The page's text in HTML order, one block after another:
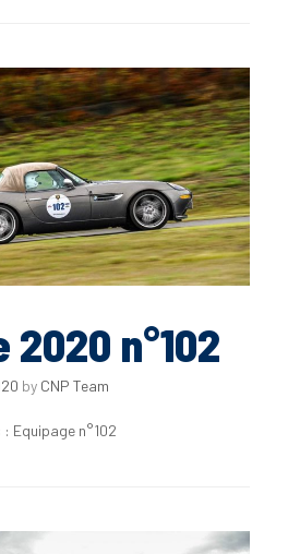
2020 n°102
by CNP Team
Equipage n°102